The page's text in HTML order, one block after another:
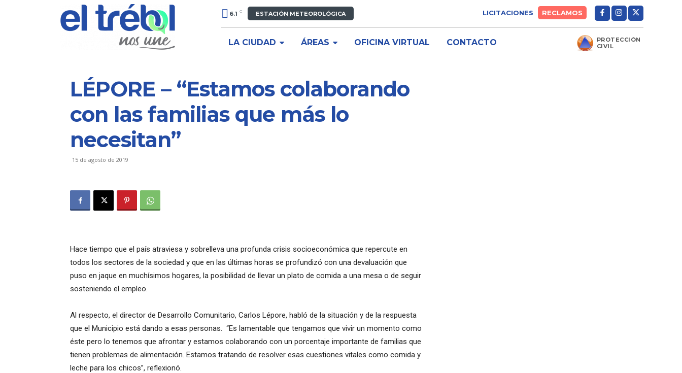
6.1 C ESTACIÓN METEOROLÓGICA LICITACIONES RECLAMOS
LA CIUDAD ÁREAS OFICINA VIRTUAL CONTACTO
PROTECCIÓN
CIVIL
LÉPORE – “Estamos colaborando
con las familias que más lo
necesitan”
15 de agosto de 2019
Hace tiempo que el país atraviesa y sobrelleva una profunda crisis socioeconómica que repercute en
todos los sectores de la sociedad y que en las últimas horas se profundizó con una devaluación que
puso en jaque en muchísimos hogares, la posibilidad de llevar un plato de comida a una mesa o de seguir
sosteniendo el empleo.
Al respecto, el director de Desarrollo Comunitario, Carlos Lépore, habló de la situación y de la respuesta
que el Municipio está dando a esas personas. “Es lamentable que tengamos que vivir un momento como
éste pero lo tenemos que afrontar y estamos colaborando con un porcentaje importante de familias que
tienen problemas de alimentación. Estamos tratando de resolver esas cuestiones vitales como comida y
leche para los chicos”, reflexionó.